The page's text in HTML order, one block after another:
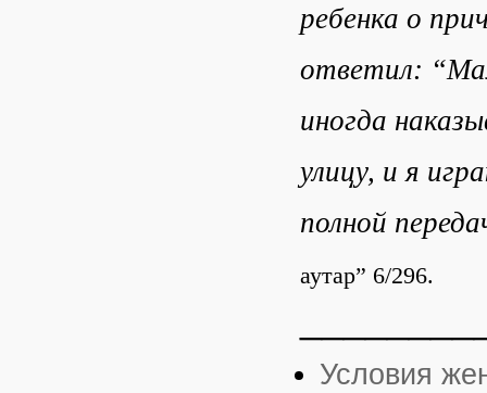
ребенка о
ответил:
иногда
улицу, и я
полной
аутар” 6/296.
Условия